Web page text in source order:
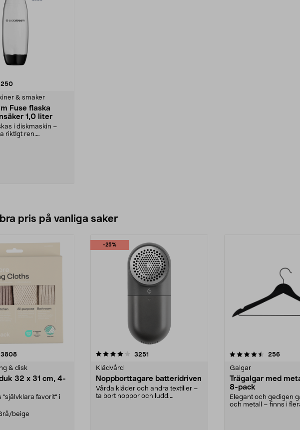
250recensioner
& smaker
Fuse flaska
1,0 liter
i diskmaskin –
riktigt ren.
pris på vanliga saker
3808recensioner
& disk
32 x 31 cm, 4-
favorit” i
beige
-25%
5 stjärnor 3251
Klädvård
Noppborttagare batteridriven
Vårda kläder och andra textilier –
ta bort noppor och ludd.
4.5av 5 stjärnor 256
Galgar
Trägalgar med
8-pack
Elegant och gedigen
och metall – finns i
4.0av 5